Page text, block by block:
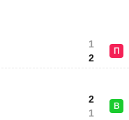
1
2
П
2
1
В